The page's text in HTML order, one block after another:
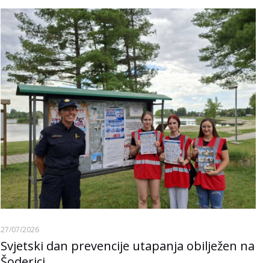
27/07/2026
Svjetski dan prevencije utapanja obilježen na